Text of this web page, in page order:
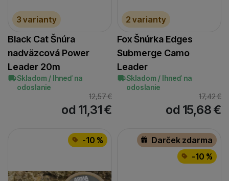
3 varianty
Black Cat Šnúra
nadväzcová Power
Leader 20m
Skladom / Ihneď na
odoslanie
12,57€
od 11,31€
2 varianty
Fox Šnúrka Edges
Submerge Camo
Leader
Skladom / Ihneď na
odoslanie
17,42€
od 15,68€
-10 %
Darček zdarma
-10 %